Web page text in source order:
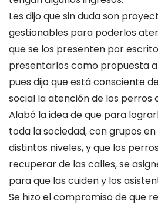
Les dijo que sin duda son
gestionables para poderlos
que se los presenten por
presentarlos como propuesta
pues dijo que está consciente
social la atención de los perros
Alabó la idea de que para
toda la sociedad, con grupos
distintos niveles, y que los
recuperar de las calles, se
para que las cuiden y los
Se hizo el compromiso de que